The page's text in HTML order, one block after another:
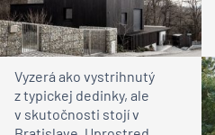
Vyzerá ako vystrihnutý
z typickej dedinky, ale
v skutočnosti stojí v